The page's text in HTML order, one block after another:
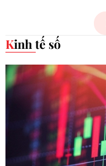
Kinh tế số